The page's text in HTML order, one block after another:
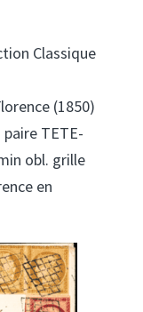
Classique
(1850)
TETE-
obl. grille
en